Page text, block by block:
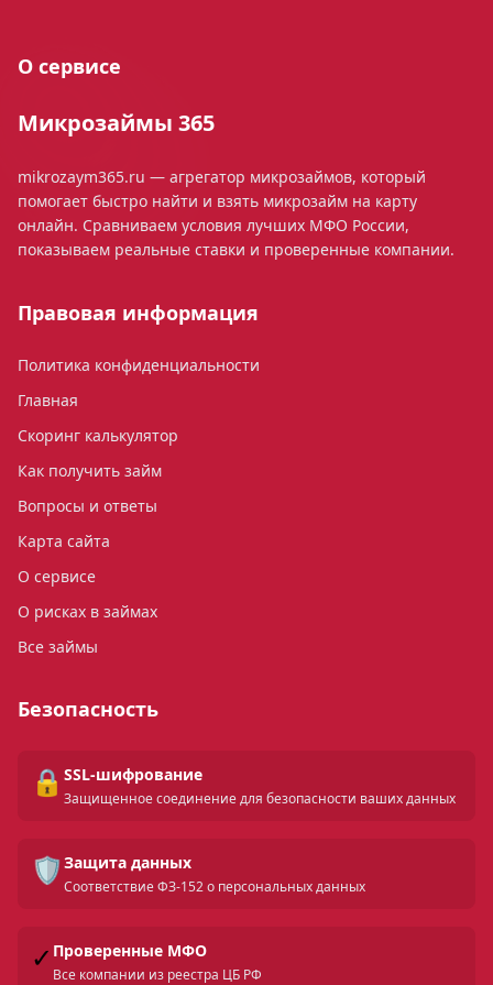
О сервисе
Микрозаймы 365
mikrozaym365.ru — агрегатор микрозаймов, который
помогает быстро найти и взять микрозайм на карту
онлайн. Сравниваем условия лучших МФО России,
показываем реальные ставки и проверенные компании.
Правовая информация
Политика конфиденциальности
Главная
Скоринг калькулятор
Как получить займ
Вопросы и ответы
Карта сайта
О сервисе
О рисках в займах
Все займы
Безопасность
🔒 SSL-шифрование
Защищенное соединение для безопасности ваших данных
🛡️ Защита данных
Соответствие ФЗ-152 о персональных данных
✓ Проверенные МФО
Все компании из реестра ЦБ РФ